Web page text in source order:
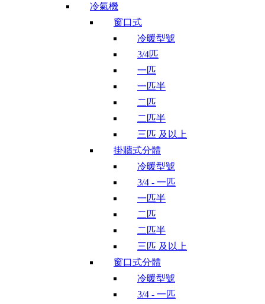
冷氣機
窗口式
冷暖型號
3/4匹
一匹
一匹半
二匹
二匹半
三匹 及以上
掛牆式分體
冷暖型號
3/4 - 一匹
一匹半
二匹
二匹半
三匹 及以上
窗口式分體
冷暖型號
3/4 - 一匹